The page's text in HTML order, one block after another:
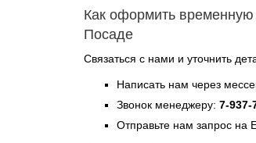
Как оформить
Посаде
Связаться с нами и уточнить
Написать нам через
Звонок менеджеру: 7-937-
Отправьте нам запрос на